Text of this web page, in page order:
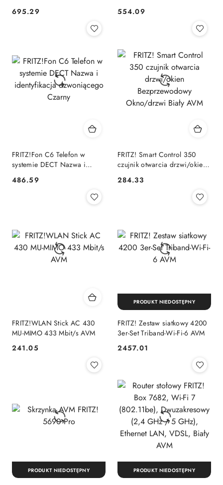
Desktop AVM
Cena:
695.29 Cena:
554.09
FRITZ!Fon C6 Telefon w
systemie DECT Nazwa i
Czarny
Cena:
486.59
FRITZ! Smart Control 350
czujnik otwarcia drzwi/okien
Biały AVM
Cena:
284.33
FRITZ!WLAN Stick AC 430
MU-MIMO 433 Mbit/s AVM
Cena:
241.05
FRITZ! Zestaw siatkowy 4200
3er-Set Triband-Wi-Fi-6 AVM
Cena:
2457.01
PRODUKT NIEDOSTĘPNY
PRODUKT NIEDOSTĘPNY PRODUKT NIEDOSTĘPNY